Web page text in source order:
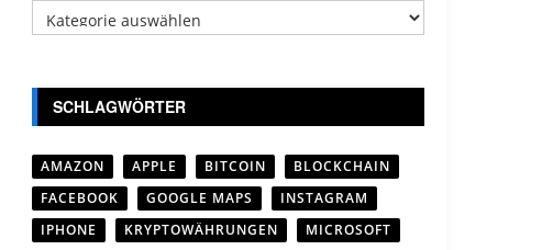
Kategorien
SCHLAGWÖRTER
AMAZON APPLE BITCOIN
BLOCKCHAIN
FACEBOOK
GOOGLE MAPS
INSTAGRAM
IPHONE
KRYPTOWÄHRUNGEN
MICROSOFT